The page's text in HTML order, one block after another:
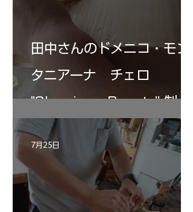
田中さんのドメニコ・モン
タニアーナ チェロ
"Sleeping・Beauty” 制作
記 30
7月25日